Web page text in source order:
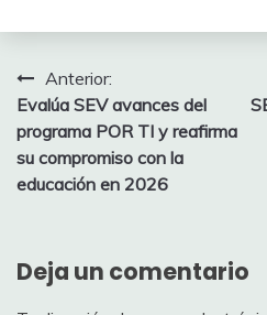
Navegación
de
entradas
Anterior:
Evalúa SEV avances del
programa POR TI y reafirma
su compromiso con la
educación en 2026
Deja un comentario